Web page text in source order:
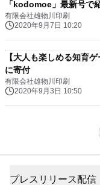
「kodomoe」最新号で
有限会社雄物川印刷
2020年9月7日 10:20
【大人も楽しめる知育
に寄付
有限会社雄物川印刷
2020年9月3日 10:50
プレスリリース配信